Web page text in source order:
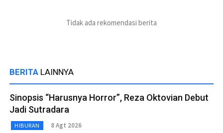
Tidak ada rekomendasi berita
BERITA LAINNYA
Sinopsis “Harusnya Horror”, Reza Oktovian Debut
Jadi Sutradara
HIBURAN 8 Agt 2026